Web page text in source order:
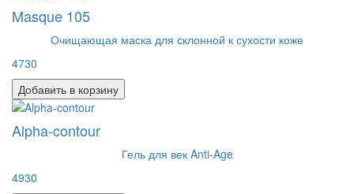
Masque 105
Очищающая маска для склонной к сухости коже
4730
Добавить в корзину
Alpha-contour
Гель для век Anti-Age
4930